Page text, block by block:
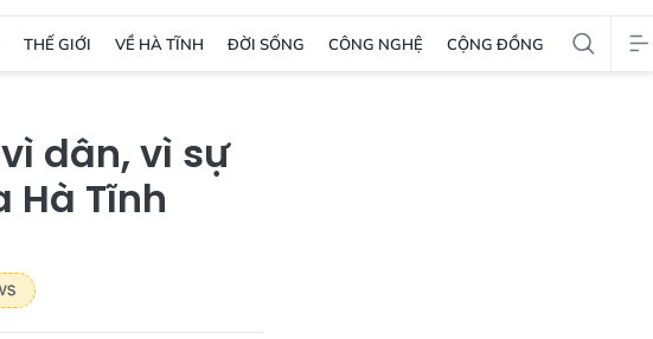
THẾ GIỚI VỀ HÀ TĨNH ĐỜI SỐNG CÔNG NGHỆ CỘNG ĐỒNG
dân, vì sự
Tĩnh